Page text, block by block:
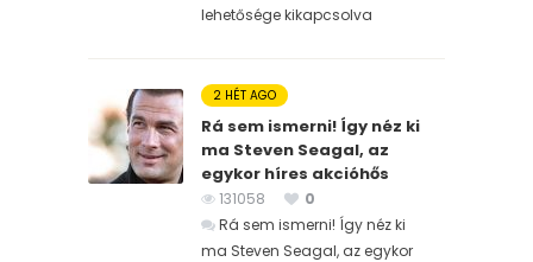
lehetősége kikapcsolva
2 HÉT AGO
Rá sem ismerni! Így néz ki
ma Steven Seagal, az
egykor híres akcióhős
131058
0
Rá sem ismerni! Így néz ki
ma Steven Seagal, az egykor